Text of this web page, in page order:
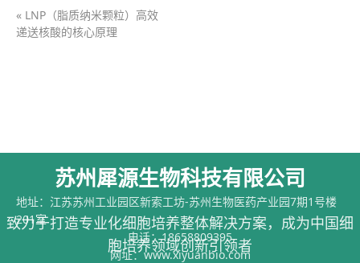
« LNP（脂质纳米颗粒）高效
递送核酸的核心原理
苏州犀源生物科技有限公司
致力于打造专业化细胞培养整体解决方案，成为中国细
胞培养领域创新引领者
地址：江苏苏州工业园区新索工坊-苏州生物医药产业园7期1号楼
201室
电话：18658809395
网址：www.xiyuanbio.com